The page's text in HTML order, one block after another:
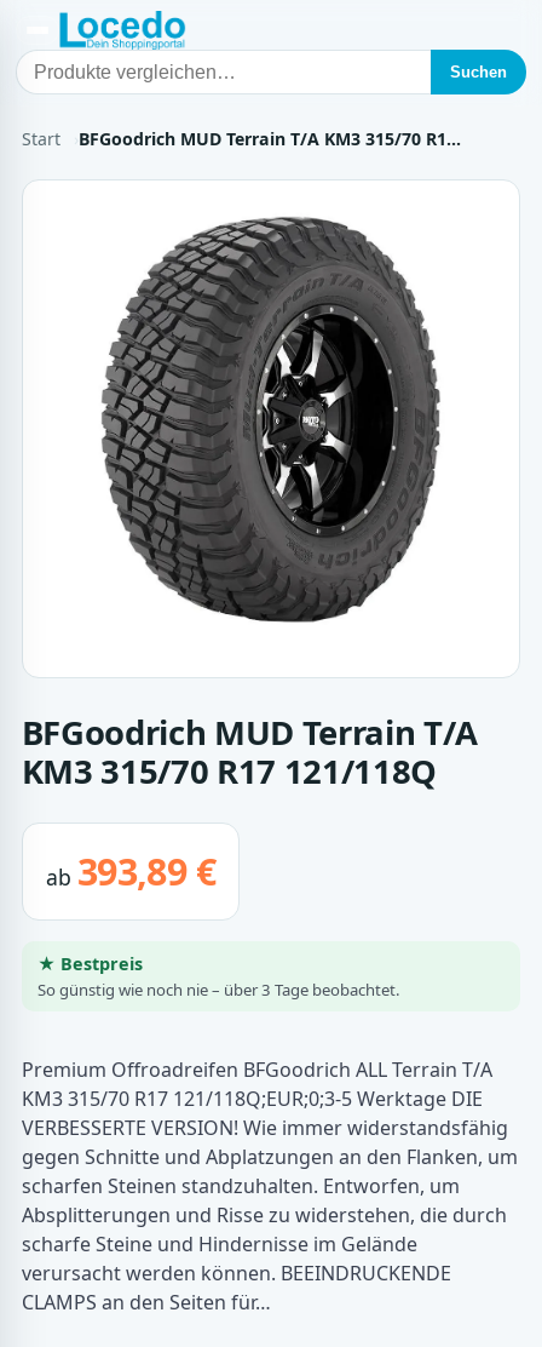
Suchen
Start BFGoodrich MUD Terrain T/A KM3 315/70 R1…
BFGoodrich MUD Terrain T/A
KM3 315/70 R17 121/118Q
ab 393,89 €
★ Bestpreis
So günstig wie noch nie – über 3 Tage beobachtet.
Premium Offroadreifen BFGoodrich ALL Terrain T/A
KM3 315/70 R17 121/118Q;EUR;0;3-5 Werktage DIE
VERBESSERTE VERSION! Wie immer widerstandsfähig
gegen Schnitte und Abplatzungen an den Flanken, um
scharfen Steinen standzuhalten. Entworfen, um
Absplitterungen und Risse zu widerstehen, die durch
scharfe Steine und Hindernisse im Gelände
verursacht werden können. BEEINDRUCKENDE
CLAMPS an den Seiten für…